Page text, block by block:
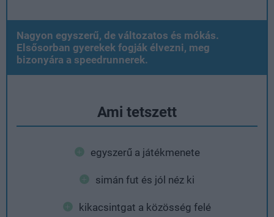
Nagyon egyszerű, de változatos és mókás.
Elsősorban gyerekek fogják élvezni, meg
bizonyára a speedrunnerek.
Ami tetszett
egyszerű a játékmenete
simán fut és jól néz ki
kikacsintgat a közösség felé